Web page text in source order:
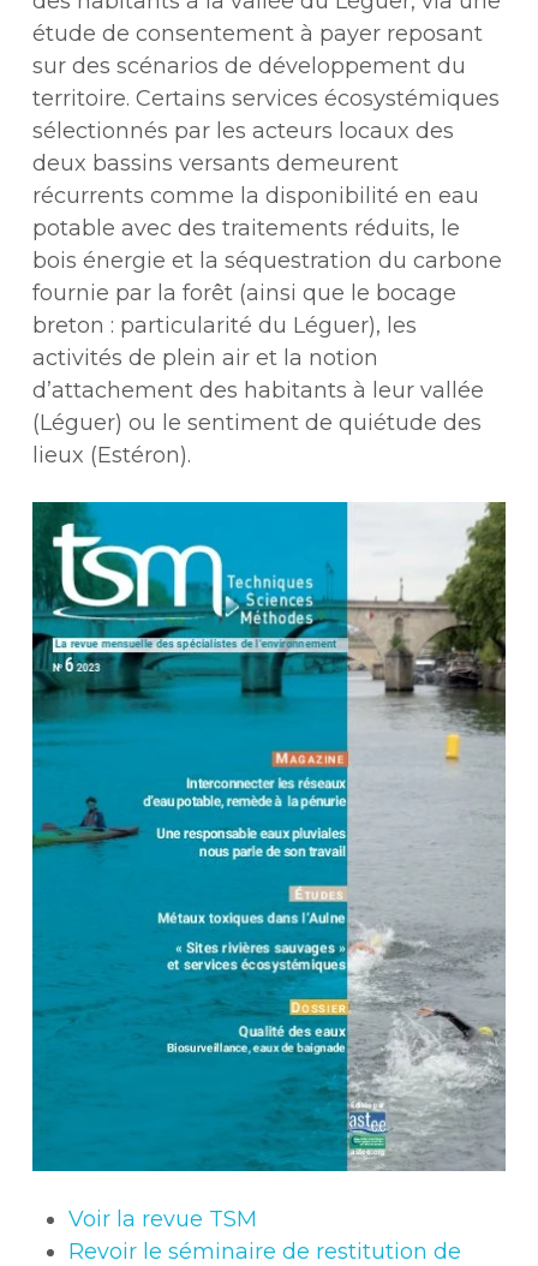
étude de consentement à payer reposant
sur des scénarios de développement du
territoire. Certains services écosystémiques
sélectionnés par les acteurs locaux des
deux bassins versants demeurent
récurrents comme la disponibilité en eau
potable avec des traitements réduits, le
bois énergie et la séquestration du carbone
fournie par la forêt (ainsi que le bocage
breton : particularité du Léguer), les
activités de plein air et la notion
d’attachement des habitants à leur vallée
(Léguer) ou le sentiment de quiétude des
lieux (Estéron).
Voir la revue TSM
Revoir le séminaire de restitution de